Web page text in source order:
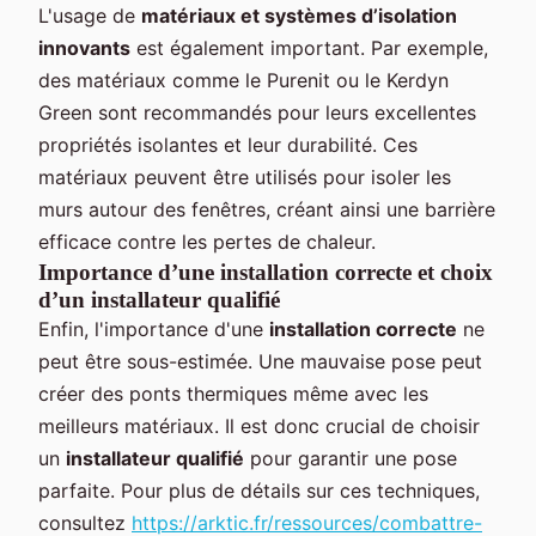
L'usage de matériaux et systèmes d’isolation
innovants est également important. Par exemple,
des matériaux comme le Purenit ou le Kerdyn
Green sont recommandés pour leurs excellentes
propriétés isolantes et leur durabilité. Ces
matériaux peuvent être utilisés pour isoler les
murs autour des fenêtres, créant ainsi une barrière
efficace contre les pertes de chaleur.
Importance d’une installation correcte et choix
d’un installateur qualifié
Enfin, l'importance d'une installation correcte ne
peut être sous-estimée. Une mauvaise pose peut
créer des ponts thermiques même avec les
meilleurs matériaux. Il est donc crucial de choisir
un installateur qualifié pour garantir une pose
parfaite. Pour plus de détails sur ces techniques,
consultez https://arktic.fr/ressources/combattre-